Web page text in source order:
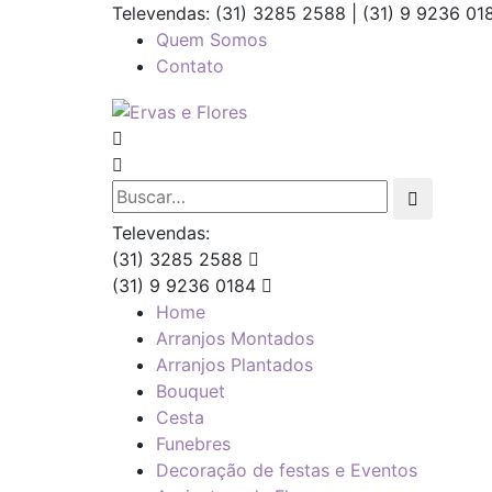
Televendas: (31) 3285 2588 | (31) 9 9236
Quem Somos
Contato
Televendas:
(31) 3285 2588
(31) 9 9236 0184
Home
Arranjos Montados
Arranjos Plantados
Bouquet
Cesta
Funebres
Decoração de festas e Eventos